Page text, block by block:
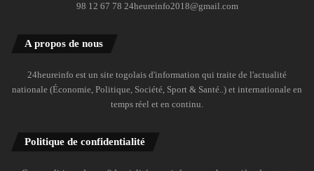
98 12 67 78 24heureinfo2018@gmail.com
A propos de nous
24heureinfo est un site togolais d'information qui traite de l'actualité
nationale (Économie, Politique, Société, Sport & Santé..) et internationale en
temps réel et en continu.
Politique de confidentialité